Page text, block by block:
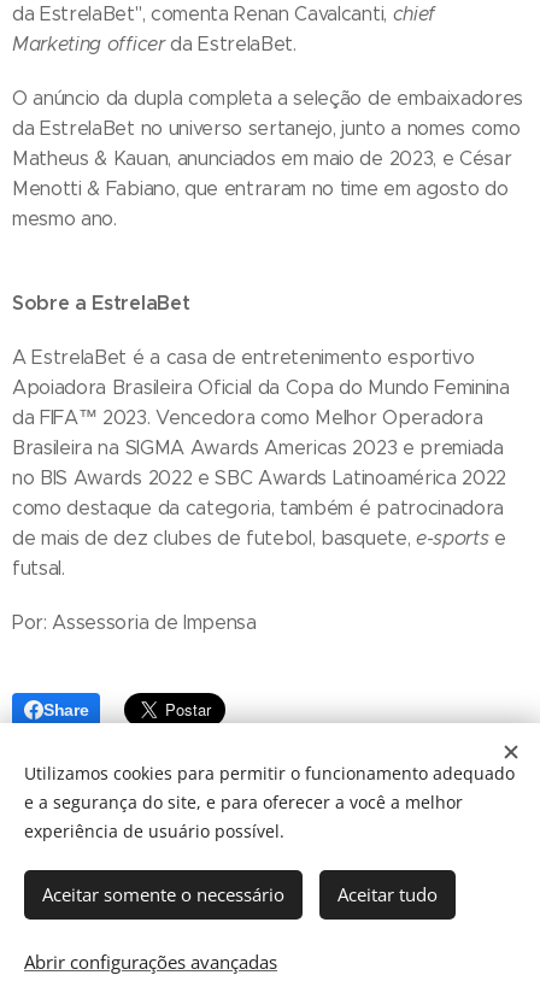
da EstrelaBet", comenta Renan Cavalcanti, chief
Marketing officerda EstrelaBet.
O anúncio da dupla completa a seleção de embaixadores
da EstrelaBet no universo sertanejo, junto a nomes como
Matheus & Kauan, anunciados em maio de 2023, e César
Menotti & Fabiano, que entraram no time em agosto do
mesmo ano.
Sobre a EstrelaBet
A EstrelaBet é a casa de entretenimento esportivo
Apoiadora Brasileira Oficial da Copa do Mundo Feminina
da FIFA™ 2023. Vencedora como Melhor Operadora
Brasileira na SIGMA Awards Americas 2023 e premiada
no BIS Awards 2022 e SBC Awards Latinoamérica 2022
como destaque da categoria, também é patrocinadora
de mais de dez clubes de futebol, basquete, e-sports e
futsal.
Por: Assessoria de Impensa
Share
© 2024 JBarretos Eventos.
Utilizamos cookies para permitir o funcionamento adequado
e a segurança do site, e para oferecer a você a melhor
experiência de usuário possível.
Aceitar somente o necessário Aceitar tudo
Abrir configurações avançadas